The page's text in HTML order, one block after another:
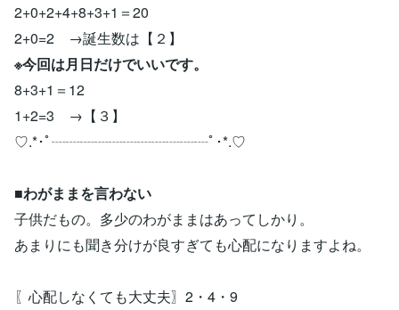
2+0+2+4+8+3+1＝20
2+0=2 →誕生数は【２】
※今回は月日だけでいいです。
8+3+1＝12
1+2=3 →【３】
♡.*･ﾟ┈┈┈┈┈┈┈┈┈┈┈ﾟ･*.♡
■わがままを言わない
子供だもの。多少のわがままはあってしかり。
あまりにも聞き分けが良すぎても心配になりますよね。
〖心配しなくても大丈夫〗2・4・9